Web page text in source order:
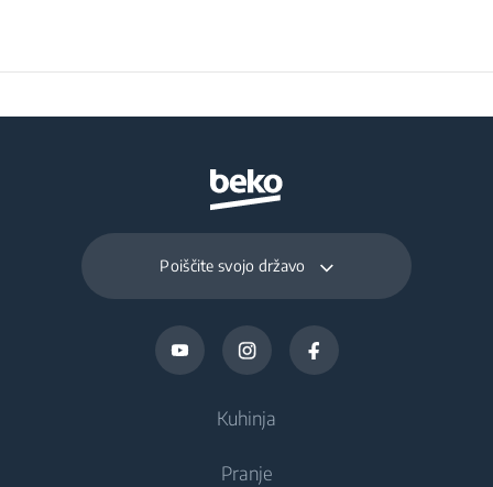
Poiščite svojo državo
Kuhinja
Pranje